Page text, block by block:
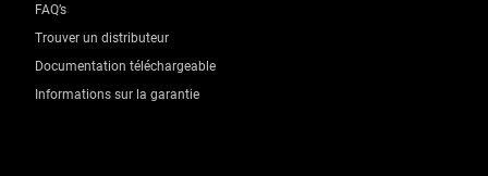
FAQ’s
Trouver un distributeur
Documentation téléchargeable
Informations sur la garantie